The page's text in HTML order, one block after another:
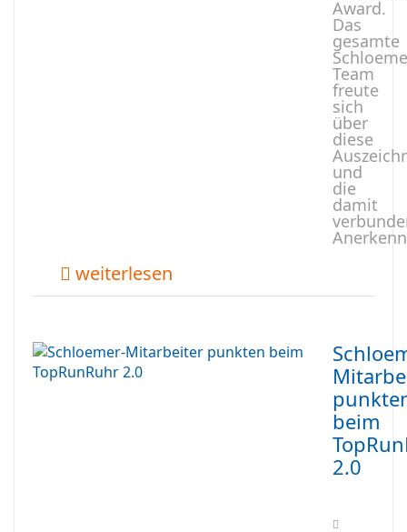
Award.
Das
gesamte
Team
freute
sich
über
diese
und
die
damit
weiterlesen
beim
2.0